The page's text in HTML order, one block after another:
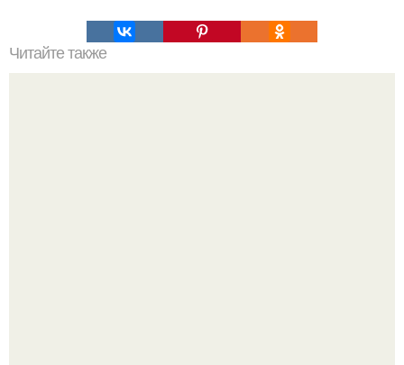
Читайте также